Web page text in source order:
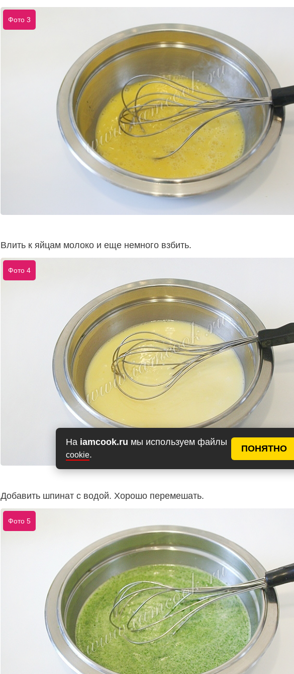
На iamcook.ru мы используем файлы
cookie.
ПОНЯТНО
Фото 3
Влить к яйцам молоко и еще немного взбить.
Фото 4
Добавить шпинат с водой. Хорошо перемешать.
Фото 5